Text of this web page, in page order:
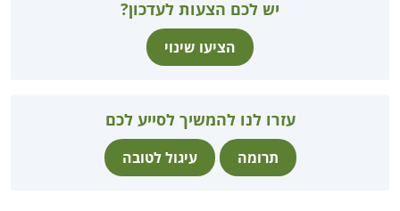
יש לכם הצעות לעדכון?
הציעו שינוי
עזרו לנו להמשיך לסייע לכם
תרומה עיגול לטובה